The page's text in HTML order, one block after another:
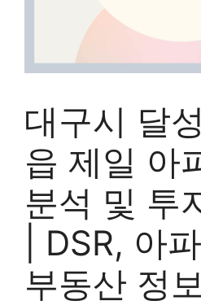
대구시 달
읍 제일 아
분석 및 투
| DSR, 아
부동산 정